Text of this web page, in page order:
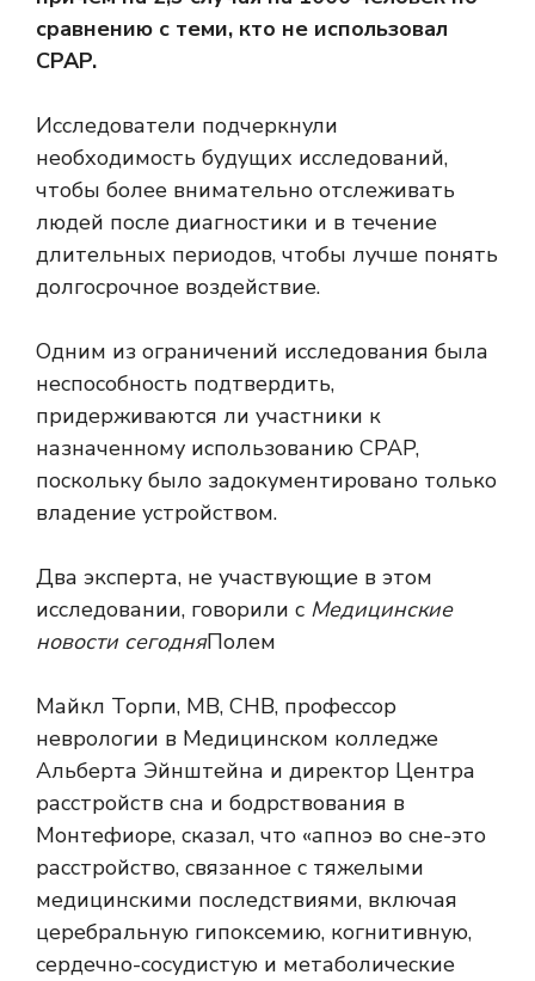
сравнению с теми, кто не использовал
CPAP.
Исследователи подчеркнули
необходимость будущих исследований,
чтобы более внимательно отслеживать
людей после диагностики и в течение
длительных периодов, чтобы лучше понять
долгосрочное воздействие.
Одним из ограничений исследования была
неспособность подтвердить,
придерживаются ли участники к
назначенному использованию CPAP,
поскольку было задокументировано только
владение устройством.
Два эксперта, не участвующие в этом
исследовании, говорили с Медицинские
новости сегодняПолем
Майкл Торпи, MB, CHB, профессор
неврологии в Медицинском колледже
Альберта Эйнштейна и директор Центра
расстройств сна и бодрствования в
Монтефиоре, сказал, что «апноэ во сне-это
расстройство, связанное с тяжелыми
медицинскими последствиями, включая
церебральную гипоксемию, когнитивную,
сердечно-сосудистую и метаболические